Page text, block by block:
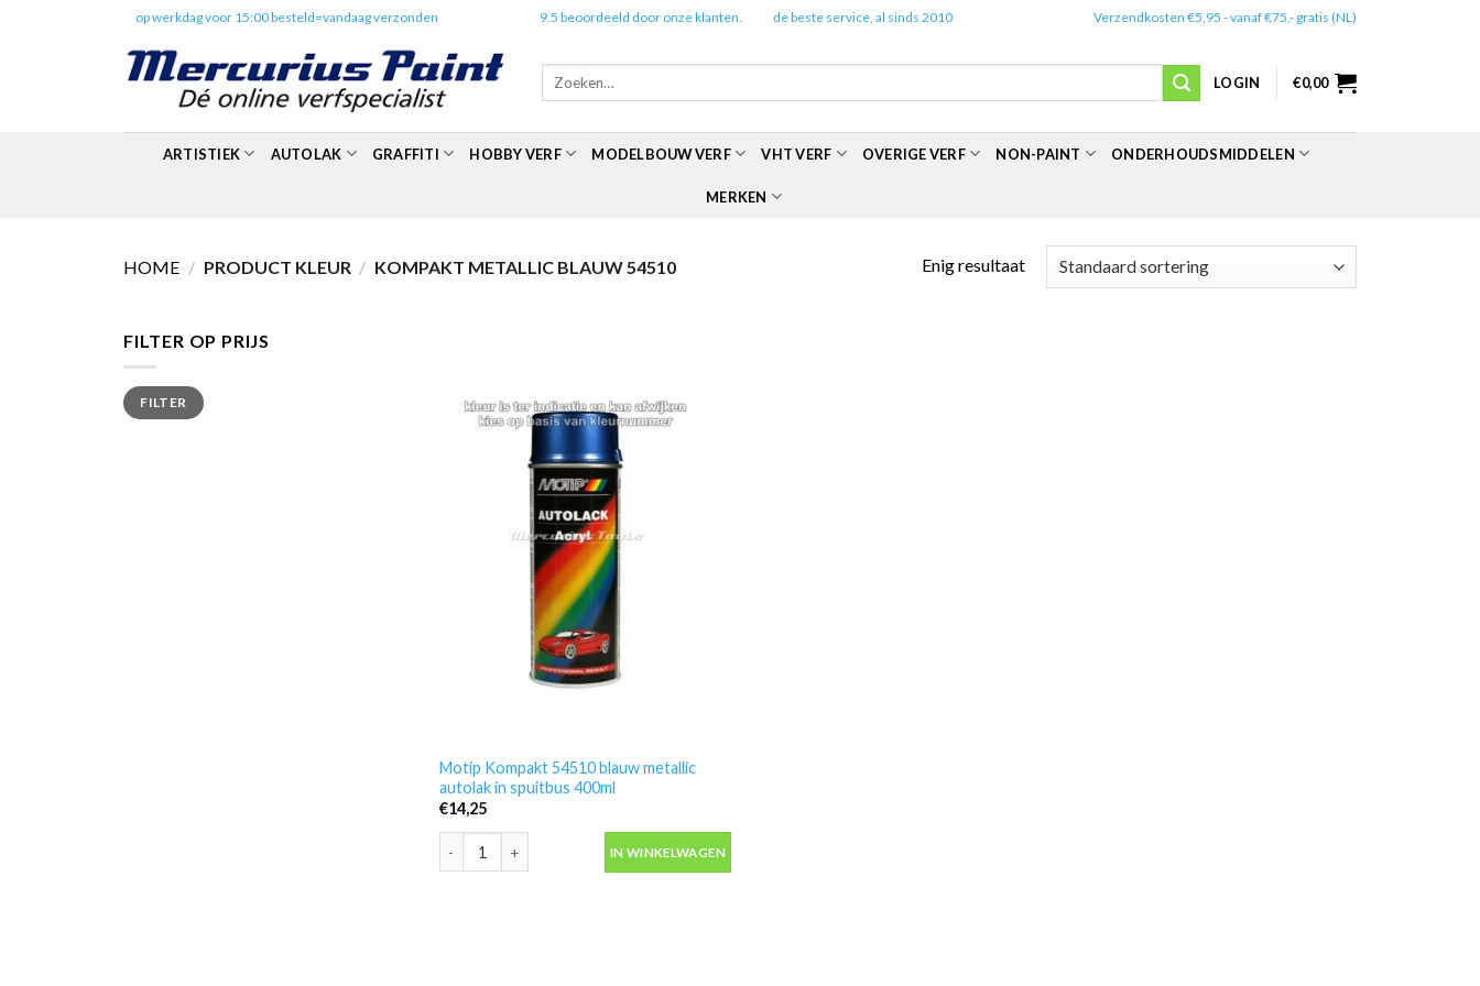
op werkdag voor 15:00 besteld=vandaag verzonden 9.5 beoordeeld door onze klanten. de beste service, al sinds 2010 Verzendkosten €5,95 - vanaf €75,- gratis (NL)
Zoeken
LOGIN €0,00
ARTISTIEK AUTOLAK GRAFFITI HOBBY VERF MODELBOUW VERF VHT VERF OVERIGE VERF NON-PAINT ONDERHOUDSMIDDELEN
MERKEN
HOME / PRODUCT KLEUR / KOMPAKT METALLIC BLAUW 54510 Enig resultaat
FILTER OP PRIJS
Min.
prijs
Max.
prijsFILTER
Motip Kompakt 54510 blauw metallic
autolak in spuitbus 400ml
€14,25
Motip Kompakt 54510 blauw metallic autolak in spuitbus 400ml aantal
IN WINKELWAGEN